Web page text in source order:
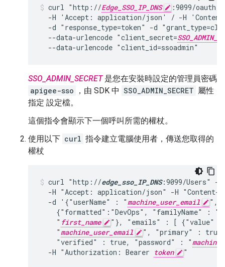
curl "http://Edge_SSO_IP_DNS
:9099/oauth/
-H 'Accept: application/json' / -H
-d "response_type=token" -d
  --data-urlencode "client_secret=
  --data-urlencode "client_id=ssoadmin"
SSO_ADMIN_SECRET是您在安裝時設定的管理員密碼
apigee-sso
，由 SDK 中 SSO_ADMIN_SECRET 屬性
指定 設定檔。
這個指令會顯示下一個呼叫所需的權杖。
使用以下 curl 指令建立電腦使用者，傳送您取得的
權杖
curl "http://edge_sso_IP_DNS:9099/Users" -i
-H "Accept: application/json" -H "Content-
  -d '{"userName" : "
machine_user_email
",
    {"formatted":"DevOps", "familyName" : "
    "
first_name
"}, "emails" : [ {"value" :
    "
machine_user_email
", "primary" :
    "verified" : true, "password" : "
  -H "Authorization: Bearer
token "